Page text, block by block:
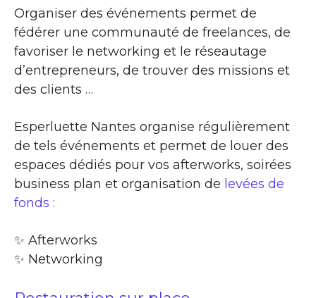
Organiser des événements permet de
fédérer une communauté de freelances, de
favoriser le networking et le réseautage
d’entrepreneurs, de trouver des missions et
des clients …
Esperluette Nantes organise régulièrement
de tels événements et permet de louer des
espaces dédiés pour vos afterworks, soirées
business plan et organisation de levées de
fonds :
✨​ Afterworks
✨​ Networking